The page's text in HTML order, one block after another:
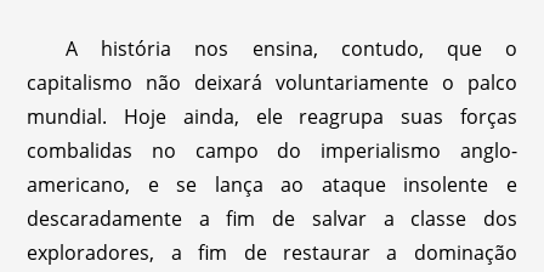
A história nos ensina, contudo, que o
capitalismo não deixará voluntariamente o palco
mundial. Hoje ainda, ele reagrupa suas forças
combalidas no campo do imperialismo anglo-
americano, e se lança ao ataque insolente e
descaradamente a fim de salvar a classe dos
exploradores, a fim de restaurar a dominação